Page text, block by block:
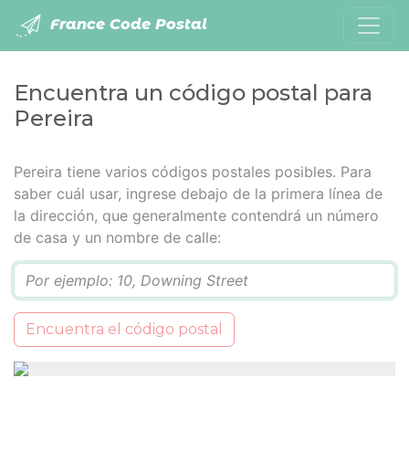
France Code Postal
Encuentra un código postal para
Pereira
Pereira tiene varios códigos postales posibles. Para
saber cuál usar, ingrese debajo de la primera línea de
la dirección, que generalmente contendrá un número
de casa y un nombre de calle:
Encuentra el código postal